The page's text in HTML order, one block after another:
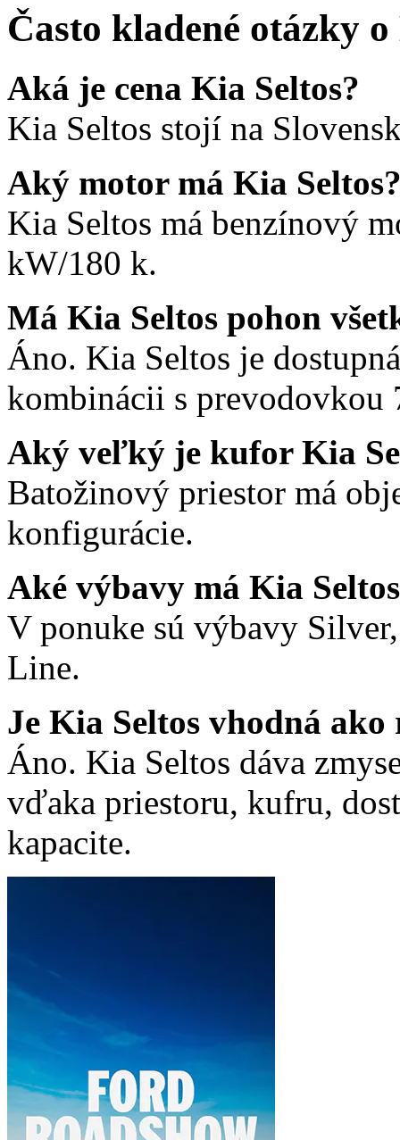
Často kladené otázky
Aká je cena Kia Seltos?
Kia Seltos stojí na
Aký motor má Kia
Kia Seltos má benzínový
kW/180 k.
Má Kia Seltos pohon
Áno. Kia Seltos je
kombinácii s prevodovkou
Aký veľký je kufor Kia
Batožinový priestor má
konfigurácie.
Aké výbavy má Kia
V ponuke sú výbavy
Line.
Je Kia Seltos vhodná
Áno. Kia Seltos dáva
vďaka priestoru, kufru,
kapacite.